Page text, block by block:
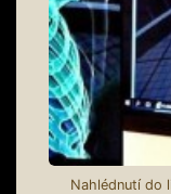
Nahlédnutí do